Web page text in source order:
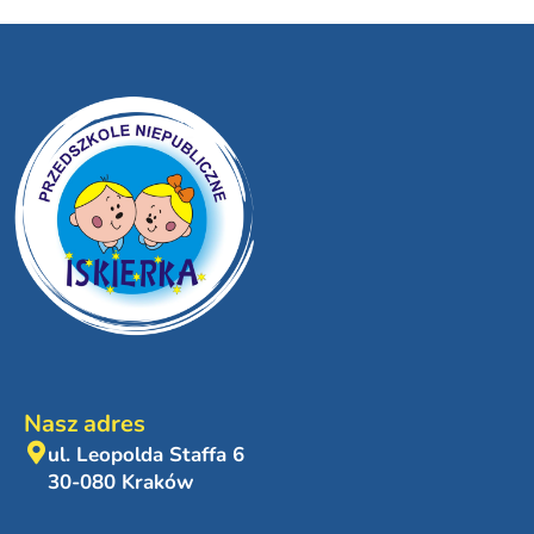
Nasz adres
ul. Leopolda Staffa 6
30-080 Kraków